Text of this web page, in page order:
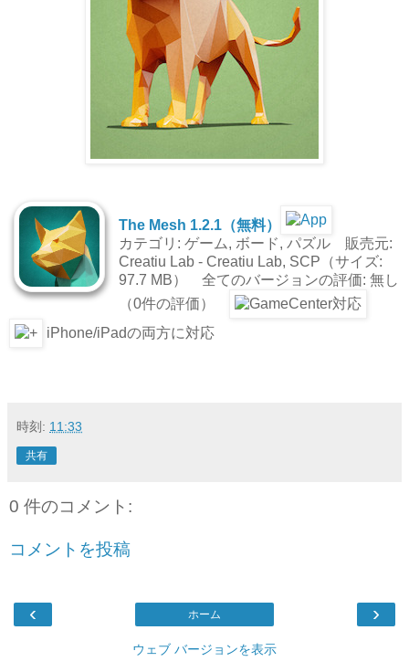
The Mesh 1.2.1（無料）
カテゴリ: ゲーム, ボード, パズル 販売元:
Creatiu Lab - Creatiu Lab, SCP（サイズ:
97.7 MB） 全てのバージョンの評価: 無し
（0件の評価）
iPhone/iPadの両方に対応
時刻: 11:33
共有
0 件のコメント:
コメントを投稿
‹ ›
ホーム
ウェブ バージョンを表示